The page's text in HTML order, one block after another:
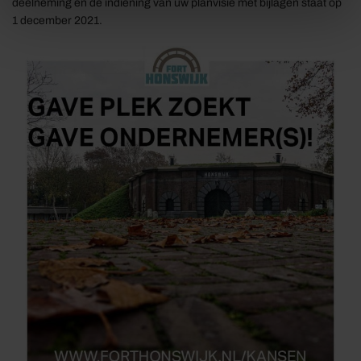
deelneming en de indiening van uw planvisie met bijlagen staat op
1 december 2021.